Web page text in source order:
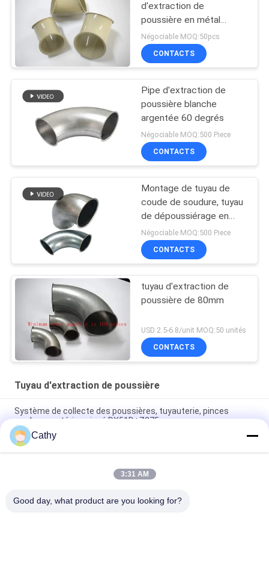
d'extraction de
poussière en métal
30~90 degrés dans
l'architecture de produit
chimique de la poussière
Négociable MOQ:50pcs
CONTACTS
Pipe d'extraction de
poussière blanche
argentée 60 degrés
Négociable MOQ:500 Piece
CONTACTS
Montage de tuyau de
coude de soudure, tuyau
de dépoussiérage en
métal de dépoussiérage
d'industrie
Négociable MOQ:500 Piece
CONTACTS
tuyau d'extraction de
poussière de 80mm
USD 2.5-6.8/unit MOQ:50 unités
CONTACTS
Tuyau d'extraction de poussière
Système de collecte des poussières, tuyauterie, pinces
rondes - matériau zincé DX51D+Z275.
Galvanisée haut de la cheminée à cône rond avec écran de
cheminée Cap d'échappement régler
Piste d'extraction de poussière en tôle galvanisée Processus
Cathy
3:31 AM
Good day, what product are you looking for?